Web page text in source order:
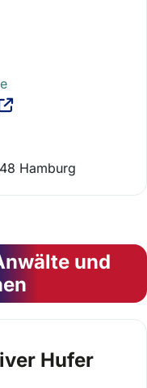
Hamburg
und
Hufer